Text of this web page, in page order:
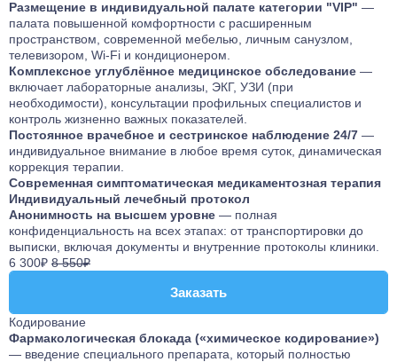
Размещение в индивидуальной палате категории "VIP" —
палата повышенной комфортности с расширенным
пространством, современной мебелью, личным санузлом,
телевизором, Wi-Fi и кондиционером.
Комплексное углублённое медицинское обследование —
включает лабораторные анализы, ЭКГ, УЗИ (при
необходимости), консультации профильных специалистов и
контроль жизненно важных показателей.
Постоянное врачебное и сестринское наблюдение 24/7 —
индивидуальное внимание в любое время суток, динамическая
коррекция терапии.
Современная симптоматическая медикаментозная терапия
Индивидуальный лечебный протокол
Анонимность на высшем уровне — полная
конфиденциальность на всех этапах: от транспортировки до
выписки, включая документы и внутренние протоколы клиники.
6 300₽ 8 550₽
Заказать
Заказать
Кодирование
Фармакологическая блокада («химическое кодирование»)
— введение специального препарата, который полностью